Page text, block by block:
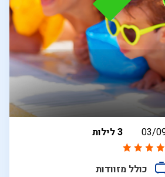
בין
03/
3 לילות
כולל מזוודות